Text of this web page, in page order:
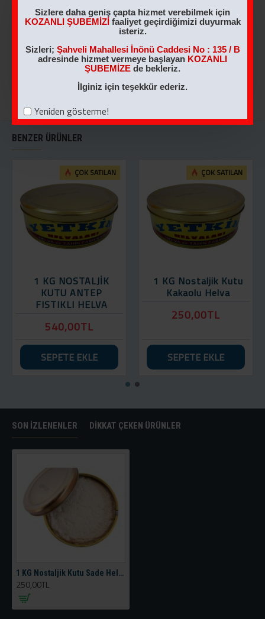
Sizlere daha geniş çapta hizmet verebilmek için
KOZANLI ŞUBEMİZİfaaliyet geçirdiğimizi duyurmak
isteriz.
Sizleri; Şahveli Mahallesi İnönü Caddesi No : 135 / B
adresinde hizmet vermeye başlayan KOZANLI
ŞUBEMİZE de bekleriz.
İlginiz için teşekkür ederiz.
Yeniden gösterme!
KUTU ANTEP
FISTIKLI HELVA
540,00TL
SEPETE EKLE
Fıstıklı Helva
SEPETE EKLE
BENZER ÜRÜNLER
ÇOK SATILAN
1 KG NOSTALJİK
KUTU ANTEP
FISTIKLI HELVA
540,00TL
SEPETE EKLE
ÇOK SATILAN
1 KG Nostaljik Kutu
Kakaolu Helva
250,00TL
SEPETE EKLE
SON İZLENENLER DIKKAT ÇEKEN ÜRÜNLER
1 KG Nostaljik Kutu Sade Helva
250,00TL